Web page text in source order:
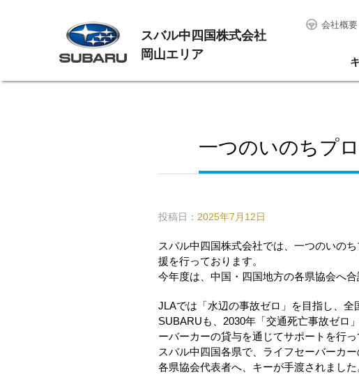
スバル中四国株式会社
岡山エリア
会社概要
一つのいのちプ
投稿日： 2025年7月12日
スバル中四国株式会社では、一つのいのち
援を行っております。
今年度は、中国・四国地方の各県協会へ
JLAでは「水辺の事故ゼロ」を目指し、全
SUBARUも、 2030年「交通死亡事故ゼロ
ーバーカーの貸与を通じてサポートを行っ
スバル中四国各県で、ライフセーバーカ
各県協会代表者へ、キーが手渡されました